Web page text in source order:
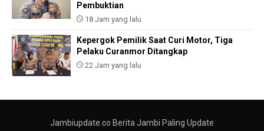
Pembuktian
18 Jam yang lalu
Kepergok Pemilik Saat Curi Motor, Tiga
Pelaku Curanmor Ditangkap
22 Jam yang lalu
Jambiupdate.co Berita Jambi Paling Update